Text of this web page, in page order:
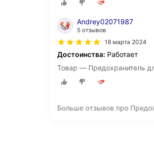
Andrey02071987
5 отзывов
18 марта 2024
Достоинства: Работает
Товар — Предохранитель
Больше отзывов про